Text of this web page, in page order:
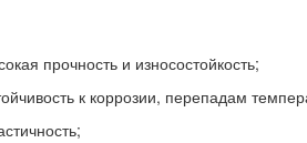
прочность и износостойкость;
к коррозии, перепадам